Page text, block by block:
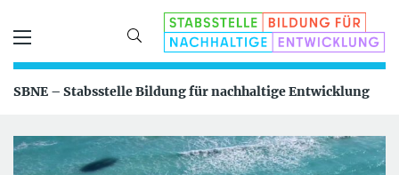
SBNE – Stabsstelle Bildung für nachhaltige Entwicklung